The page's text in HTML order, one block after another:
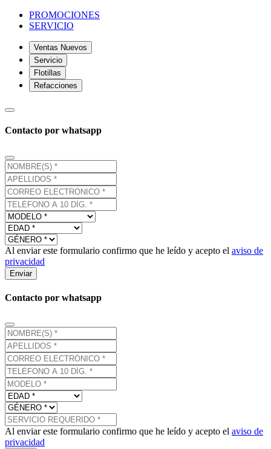
PROMOCIONES
SERVICIO
Ventas Nuevos
Servicio
Flotillas
Refacciones
Contacto por whatsapp
Al enviar este formulario confirmo que he leído y acepto el aviso de
privacidad
Enviar
Contacto por whatsapp
Al enviar este formulario confirmo que he leído y acepto el aviso de
privacidad